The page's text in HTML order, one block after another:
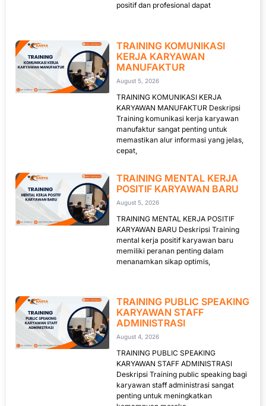
positif dan profesional dapat
TRAINING KOMUNIKASI
KERJA KARYAWAN
MANUFAKTUR
August 5, 2026
TRAINING KOMUNIKASI KERJA
KARYAWAN MANUFAKTUR Deskripsi
Training komunikasi kerja karyawan
manufaktur sangat penting untuk
memastikan alur informasi yang jelas,
cepat,
TRAINING MENTAL KERJA
POSITIF KARYAWAN BARU
August 5, 2026
TRAINING MENTAL KERJA POSITIF
KARYAWAN BARU Deskripsi Training
mental kerja positif karyawan baru
memiliki peranan penting dalam
menanamkan sikap optimis,
TRAINING PUBLIC SPEAKING
KARYAWAN STAFF
ADMINISTRASI
August 4, 2026
TRAINING PUBLIC SPEAKING
KARYAWAN STAFF ADMINISTRASI
Deskripsi Training public speaking bagi
karyawan staff administrasi sangat
penting untuk meningkatkan